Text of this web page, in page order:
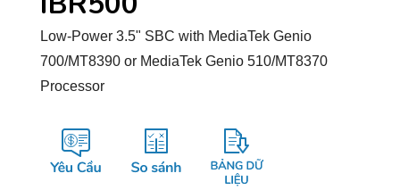
Low-Power 3.5" SBC with MediaTek Genio
700/MT8390 or MediaTek Genio 510/MT8370
Processor